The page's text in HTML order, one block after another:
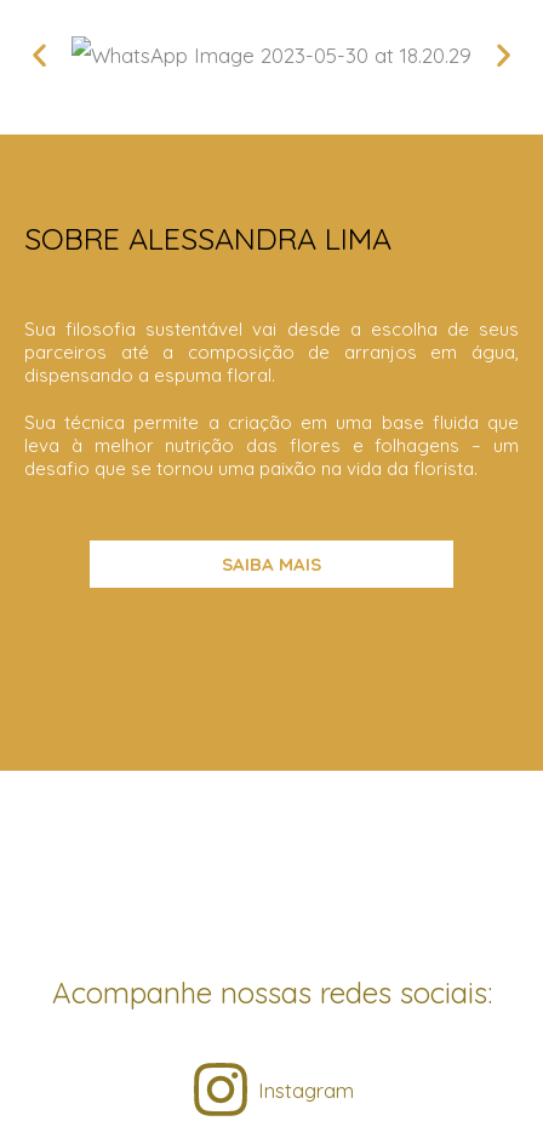
SOBRE ALESSANDRA LIMA
Sua filosofia sustentável vai desde a escolha de seus
parceiros até a composição de arranjos em água,
dispensando a espuma floral.
Sua técnica permite a criação em uma base fluida que
leva à melhor nutrição das flores e folhagens – um
desafio que se tornou uma paixão na vida da florista.
SAIBA MAIS
Acompanhe nossas redes sociais:
Instagram